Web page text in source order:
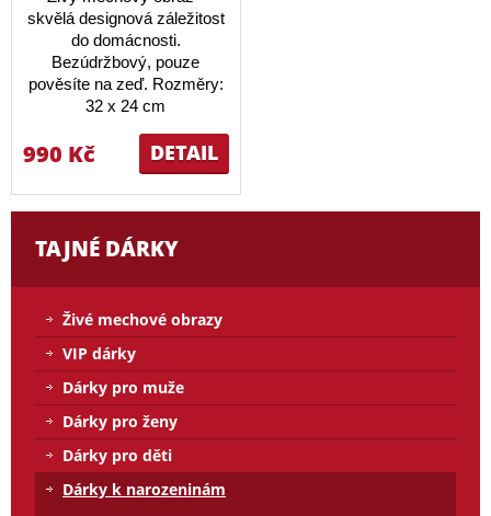
skvělá designová záležitost
do domácnosti.
Bezúdržbový, pouze
pověsíte na zeď. Rozměry:
32 x 24 cm
DETAIL
990 Kč
TAJNÉ DÁRKY
Živé mechové obrazy
VIP dárky
Dárky pro muže
Dárky pro ženy
Dárky pro děti
Dárky k narozeninám